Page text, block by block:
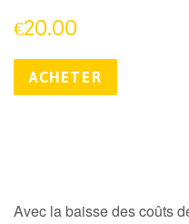
Prix
€20.00
ACHETER
Avec la baisse des coûts